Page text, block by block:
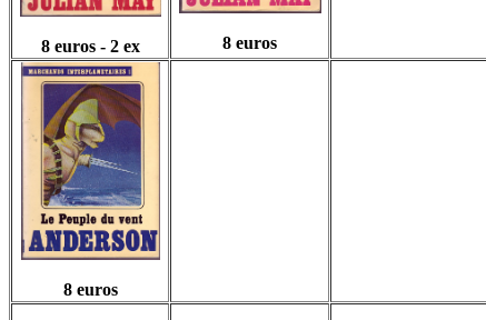
8 euros - 2 ex 8 euros
8 euros